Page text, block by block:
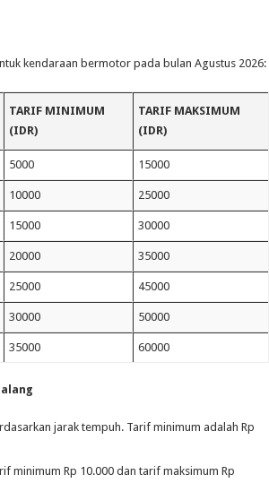
kendaraan bermotor pada bulan Agustus 2026:
TARIF MINIMUM
(IDR)
TARIF MAKSIMUM
(IDR)
5000 15000
10000 25000
15000 30000
20000 35000
25000 45000
30000 50000
35000 60000
jarak tempuh. Tarif minimum adalah Rp
minimum Rp 10.000 dan tarif maksimum Rp